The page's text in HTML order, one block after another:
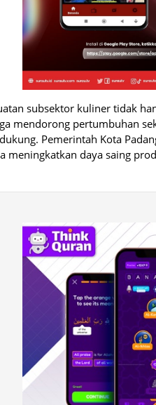
subsektor kuliner tidak
mendorong pertumbuhan
Pemerintah Kota
meningkatkan daya saing